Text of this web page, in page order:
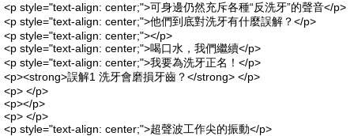
<p style="text-align: center;">可身邊仍然充斥各種“反洗牙”的聲音</p>
<p style="text-align: center;">他們到底對洗牙有什麼誤解？</p>
<p style="text-align: center;"></p>
<p style="text-align: center;">喝口水，我們繼續</p>
<p style="text-align: center;">我要為洗牙正名！</p>
<p><strong>誤解1 洗牙會磨損牙齒？</strong> </p>
<p> </p>
<p></p>
<p> </p>
<p style="text-align: center;">超聲波工作尖的振動</p>